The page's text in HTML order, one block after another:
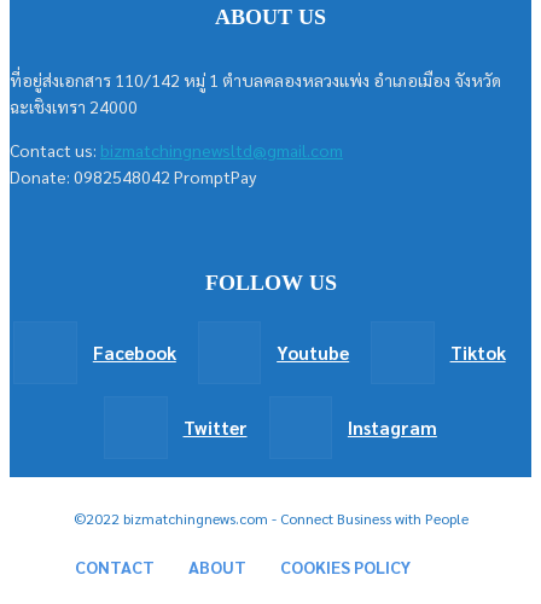
ABOUT US
ที่อยู่ส่งเอกสาร 110/142 หมู่ 1 ตำบลคลองหลวงแพ่ง อำเภอเมือง จังหวัด
ฉะเชิงเทรา 24000
Contact us: bizmatchingnewsltd@gmail.com
Donate: 0982548042 PromptPay
FOLLOW US
Facebook Youtube Tiktok
Twitter Instagram
©2022 bizmatchingnews.com - Connect Business with People
CONTACT ABOUT COOKIES POLICY